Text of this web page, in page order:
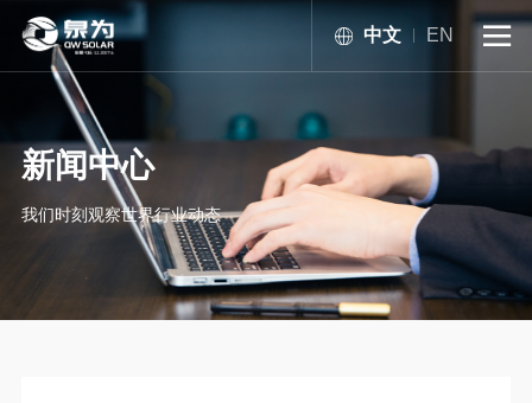
中文 EN 
新闻中心
我们时刻观察世界行业动态